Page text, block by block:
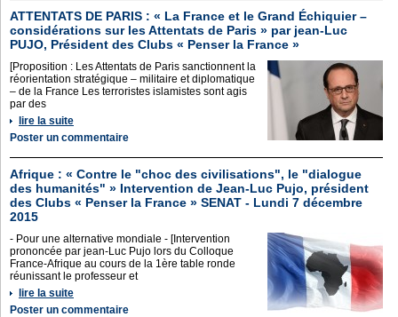
ATTENTATS DE PARIS : « La France et le Grand Échiquier –
considérations sur les Attentats de Paris » par jean-Luc
PUJO, Président des Clubs « Penser la France »
[Proposition : Les Attentats de Paris sanctionnent la
réorientation stratégique – militaire et diplomatique
– de la France Les terroristes islamistes sont agis
par des
lire la suite
Poster un commentaire
Afrique : « Contre le "choc des civilisations", le "dialogue
des humanités" » Intervention de Jean-Luc Pujo, président
des Clubs « Penser la France » SENAT - Lundi 7 décembre
2015
- Pour une alternative mondiale - [Intervention
prononcée par jean-Luc Pujo lors du Colloque
France-Afrique au cours de la 1ère table ronde
réunissant le professeur et
lire la suite
Poster un commentaire